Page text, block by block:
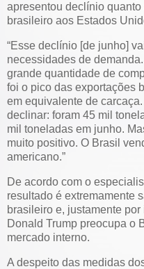
apresentou declínio
brasileiro aos Estados
“Esse declínio [de junho]
necessidades de
grande quantidade de
foi o pico das exportações
em equivalente de
declinar: foram 45 mil
mil toneladas em junho.
muito positivo. O Brasil
americano.”
De acordo com o
resultado é extremamente
brasileiro e, justamente
Donald Trump preocupa o
mercado interno.
A despeito das medidas